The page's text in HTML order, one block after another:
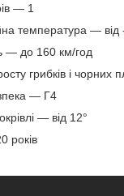
— 1
температура —
— до 160 км/год
грибків і чорних
— Г4
— від 12°
років